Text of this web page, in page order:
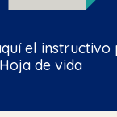
el instructivo
de vida